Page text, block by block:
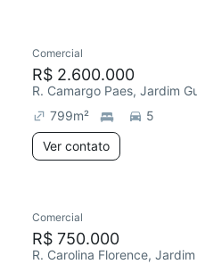
Chegou há 1 dia
Comercial
R$ 2.600.000
R. Camargo Paes, Jardim
799m²
5
Ver contato
Comercial
R$ 750.000
R. Carolina Florence,